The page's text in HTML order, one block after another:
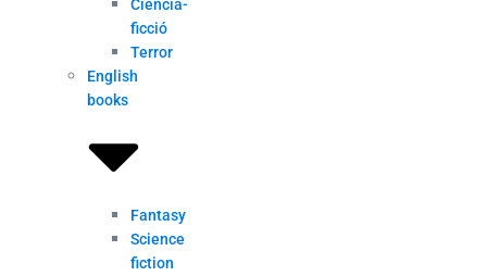
Ciència-
ficció
Terror
English
books
Fantasy
Science
fiction